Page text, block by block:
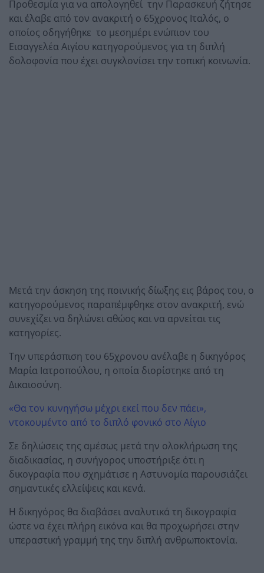
Προθεσμία για να απολογηθεί την Παρασκευή ζήτησε
και έλαβε από τον ανακριτή ο 65χρονος Ιταλός, ο
οποίος οδηγήθηκε το μεσημέρι ενώπιον του
Εισαγγελέα Αιγίου κατηγορούμενος για τη διπλή
δολοφονία που έχει συγκλονίσει την τοπική κοινωνία.
Μετά την άσκηση της ποινικής δίωξης εις βάρος του, ο
κατηγορούμενος παραπέμφθηκε στον ανακριτή, ενώ
συνεχίζει να δηλώνει αθώος και να αρνείται τις
κατηγορίες.
Την υπεράσπιση του 65χρονου ανέλαβε η δικηγόρος
Μαρία Ιατροπούλου, η οποία διορίστηκε από τη
Δικαιοσύνη.
«Θα τον κυνηγήσω μέχρι εκεί που δεν πάει»,
ντοκουμέντο από το διπλό φονικό στο Αίγιο
Σε δηλώσεις της αμέσως μετά την ολοκλήρωση της
διαδικασίας, η συνήγορος υποστήριξε ότι η
δικογραφία που σχημάτισε η Αστυνομία παρουσιάζει
σημαντικές ελλείψεις και κενά.
Η δικηγόρος θα διαβάσει αναλυτικά τη δικογραφία
ώστε να έχει πλήρη εικόνα και θα προχωρήσει στην
υπεραστική γραμμή της την διπλή ανθρωποκτονία.